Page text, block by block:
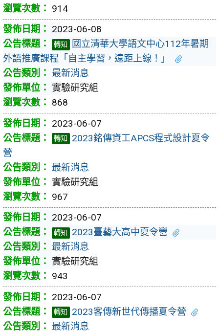
914
2023-06-08
轉知
國立清華大學語文中心112年暑期
外語推廣課程「自主學習，遠距上線！」
最新消息
實驗研究組
868
2023-06-07
轉知
2023銘傳資工APCS程式設計夏令
營
最新消息
實驗研究組
967
2023-06-07
轉知
2023臺藝大高中夏令營
最新消息
實驗研究組
943
2023-06-07
轉知
2023客傳新世代傳播夏令營
最新消息